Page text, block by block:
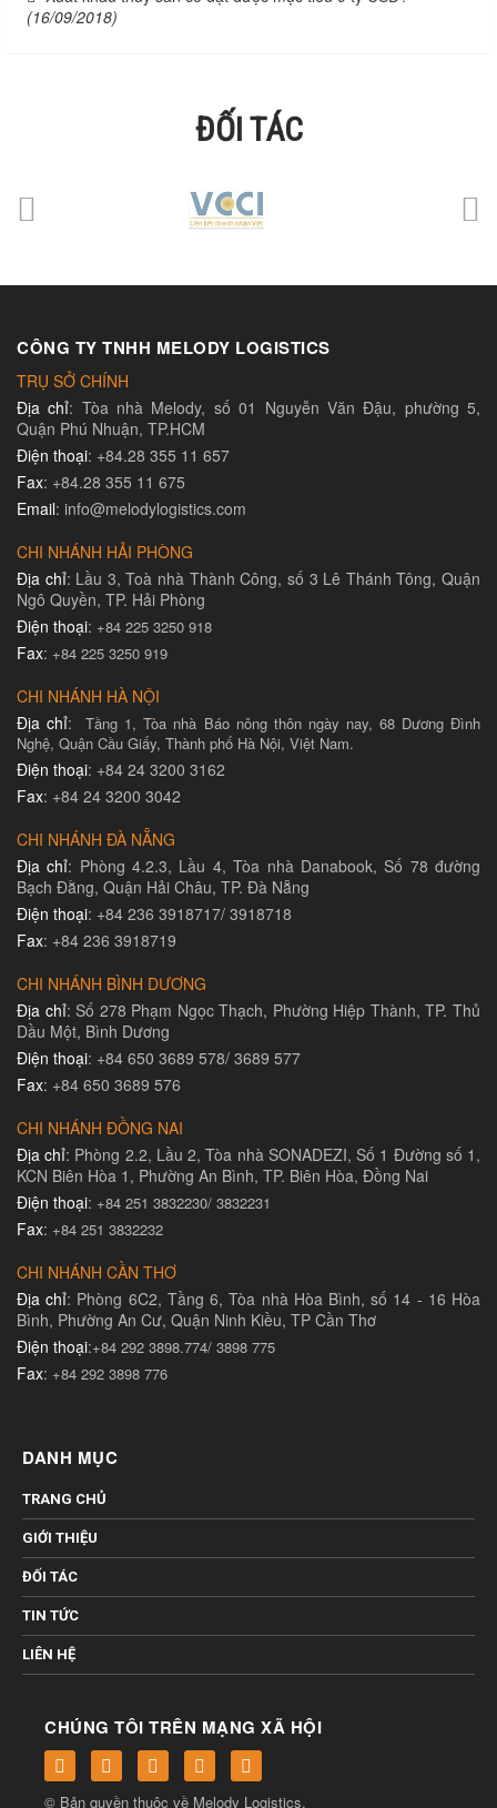
(16/09/2018)
ĐỐI TÁC
CÔNG TY TNHH MELODY LOGISTICS
TRỤ SỞ CHÍNH
Địa chỉ: Tòa nhà Melody, số 01 Nguyễn Văn Đậu, phường 5,
Quận Phú Nhuận, TP.HCM
Điện thoại: +84.28 355 11 657
Fax: +84.28 355 11 675
Email: info@melodylogistics.com
CHI NHÁNH HẢI PHÒNG
Địa chỉ: Lầu 3, Toà nhà Thành Công, số 3 Lê Thánh Tông, Quận
Ngô Quyền, TP. Hải Phòng
Điện thoại: +84 225 3250 918
Fax: +84 225 3250 919
CHI NHÁNH HÀ NỘI
Địa chỉ:
Tầng 1, Tòa nhà Báo nông thôn ngày nay, 68 Dương Đình
Nghệ, Quận Cầu Giấy, Thành phố Hà Nội, Việt Nam.
Điện thoại: +84 24 3200 3162
Fax: +84 24 3200 3042
CHI NHÁNH ĐÀ NẴNG
Địa chỉ: Phòng 4.2.3, Lầu 4, Tòa nhà Danabook, Số 78 đường
Bạch Đằng, Quận Hải Châu, TP. Đà Nẵng
Điện thoại: +84 236 3918717/ 3918718
Fax: +84 236 3918719
CHI NHÁNH BÌNH DƯƠNG
Địa chỉ: Số 278 Phạm Ngọc Thạch, Phường Hiệp Thành, TP. Thủ
Dầu Một, Bình Dương
Điện thoại: +84 650 3689 578/ 3689 577
Fax: +84 650 3689 576
CHI NHÁNH ĐỒNG NAI
Địa chỉ: Phòng 2.2, Lầu 2, Tòa nhà SONADEZI, Số 1 Đường số 1,
KCN Biên Hòa 1, Phường An Bình, TP. Biên Hòa, Đồng Nai
Điện thoại: +84 251 3832230/ 3832231​
Fax: +84 251 3832232
CHI NHÁNH CẦN THƠ
Địa chỉ: Phòng 6C2, Tầng 6, Tòa nhà Hòa Bình, số 14 - 16 Hòa
Bình, Phường An Cư, Quận Ninh Kiều, TP Cần Thơ
Điện thoại:+84 292 3898.774/ 3898 775
Fax: +84 292 3898 776
DANH MỤC
TRANG CHỦ
GIỚI THIỆU
ĐỐI TÁC
TIN TỨC
LIÊN HỆ
CHÚNG TÔI TRÊN MẠNG XÃ HỘI
© Bản quyền thuộc về Melody Logistics.